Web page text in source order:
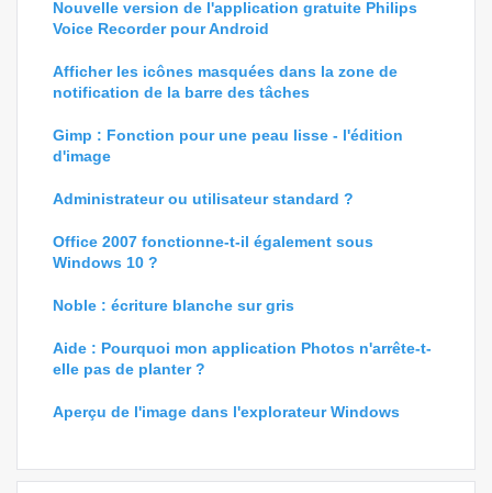
Nouvelle version de l'application gratuite Philips
Voice Recorder pour Android
Afficher les icônes masquées dans la zone de
notification de la barre des tâches
Gimp : Fonction pour une peau lisse - l'édition
d'image
Administrateur ou utilisateur standard ?
Office 2007 fonctionne-t-il également sous
Windows 10 ?
Noble : écriture blanche sur gris
Aide : Pourquoi mon application Photos n'arrête-t-
elle pas de planter ?
Aperçu de l'image dans l'explorateur Windows